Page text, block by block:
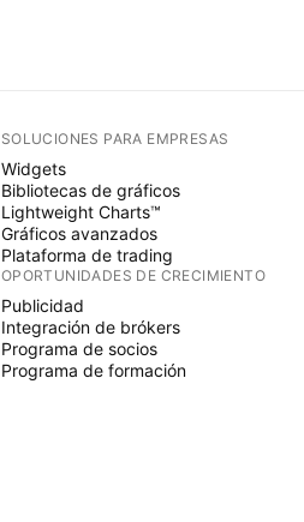
SOLUCIONES PARA EMPRESAS
Widgets
Bibliotecas de gráficos
Lightweight Charts™
Gráficos avanzados
Plataforma de trading
OPORTUNIDADES DE CRECIMIENTO
Publicidad
Integración de brókers
Programa de socios
Programa de formación